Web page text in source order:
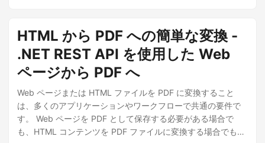
HTML から PDF への簡単な変換 -
.NET REST API を使用した Web
ページから PDF へ
Web ページまたは HTML ファイルを PDF に変換すること
は、多くのアプリケーションやワークフローで共通の要件で
す。 Web ページを PDF として保存する必要がある場合で
も、HTML コンテンツを PDF ファイルに変換する場合でも、